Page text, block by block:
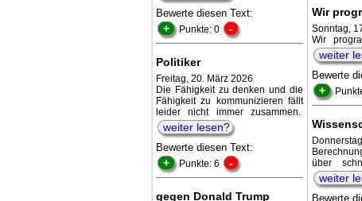
Bewerte diesen Text:
+ Punkte: 0 -
Politiker
Freitag, 20. März 2026
Die Fähigkeit zu denken und die
Fähigkeit zu kommunizieren fällt
leider nicht immer zusammen.
weiter lesen?
Bewerte diesen Text:
+ Punkte: 6 -
gegen Donald Trump
Wir
Sonntag,
Wir
weiter
Bewerte
+
über
weiter
Bewerte